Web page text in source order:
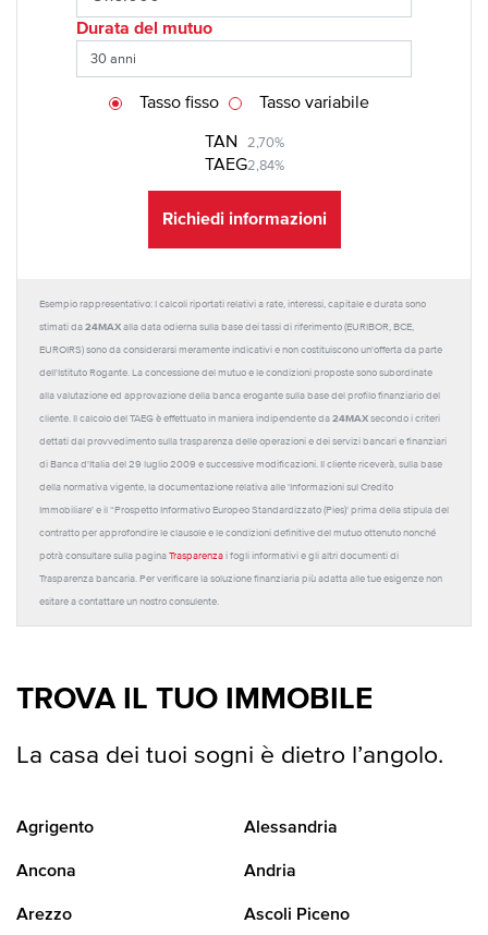
Durata del mutuo
TAN 2,70%
TAEG2,84%
Tasso fisso Tasso variabile
Richiedi informazioni
Esempio rappresentativo: I calcoli riportati relativi a rate, interessi, capitale e durata sono
stimati da 24MAX alla data odierna sulla base dei tassi di riferimento (EURIBOR, BCE,
EUROIRS) sono da considerarsi meramente indicativi e non costituiscono un'offerta da parte
dell'Istituto Rogante. La concessione del mutuo e le condizioni proposte sono subordinate
alla valutazione ed approvazione della banca erogante sulla base del profilo finanziario del
cliente. Il calcolo del TAEG è effettuato in maniera indipendente da 24MAX secondo i criteri
dettati dal provvedimento sulla trasparenza delle operazioni e dei servizi bancari e finanziari
di Banca d'Italia del 29 luglio 2009 e successive modificazioni. Il cliente riceverà, sulla base
della normativa vigente, la documentazione relativa alle 'Informazioni sul Credito
Immobiliare' e il “Prospetto Informativo Europeo Standardizzato (Pies)' prima della stipula del
contratto per approfondire le clausole e le condizioni definitive del mutuo ottenuto nonché
potrà consultare sulla pagina Trasparenza i fogli informativi e gli altri documenti di
Trasparenza bancaria. Per verificare la soluzione finanziaria più adatta alle tue esigenze non
esitare a contattare un nostro consulente.
TROVA IL TUO IMMOBILE
La casa dei tuoi sogni è dietro l’angolo.
Agrigento Alessandria
Ancona Andria
Arezzo Ascoli Piceno